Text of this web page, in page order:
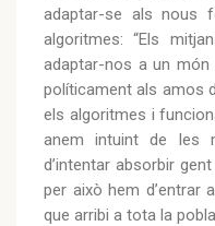
adaptar-se als nous
algoritmes: “Els
adaptar-nos a un món
políticament als amos
els algoritmes i
anem intuint de les
d’intentar absorbir
per això hem d’entrar
que arribi a tota la